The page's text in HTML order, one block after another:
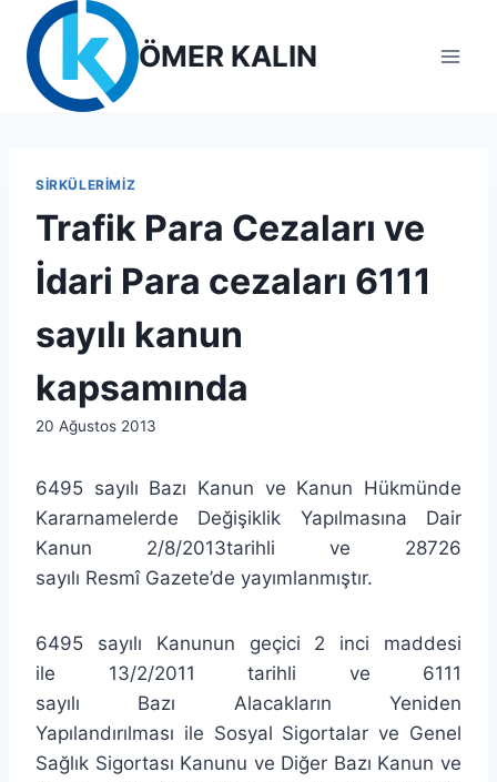
content
ÖMER KALIN
SIRKÜLERIMIZ
Trafik Para Cezaları ve
İdari Para cezaları 6111
sayılı kanun
kapsamında
By
20 Ağustos 2013
6495 sayılı Bazı Kanun ve Kanun Hükmünde
Kararnamelerde Değişiklik Yapılmasına Dair
Kanun 2/8/2013tarihli ve 28726
sayılı Resmî Gazete’de yayımlanmıştır.
6495 sayılı Kanunun geçici 2 inci maddesi
ile 13/2/2011 tarihli ve 6111
sayılı Bazı Alacakların Yeniden
Yapılandırılması ile Sosyal Sigortalar ve Genel
Sağlık Sigortası Kanunu ve Diğer Bazı Kanun ve